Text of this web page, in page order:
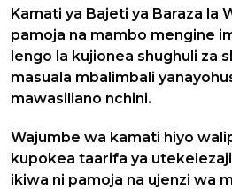
Kamati ya Bajeti ya Baraza la
pamoja na mambo mengine
lengo la kujionea shughuli za
masuala mbalimbali
mawasiliano nchini.
Wajumbe wa kamati hiyo
kupokea taarifa ya
ikiwa ni pamoja na ujenzi wa